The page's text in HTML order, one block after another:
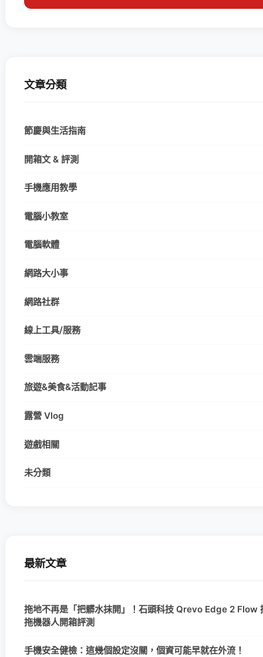
文章分類
節慶與生活指南
開箱文 & 評測
手機應用教學
電腦小教室
電腦軟體
網路大小事
網路社群
線上工具/服務
雲端服務
旅遊&美食&活動記事
露營 Vlog
遊戲相關
未分類
最新文章
拖地不再是「把髒水抹開」！石頭科技 Qrevo Edge 2 Flow
拖機器人開箱評測
手機安全健檢：這幾個設定沒關，個資可能早就在外流！